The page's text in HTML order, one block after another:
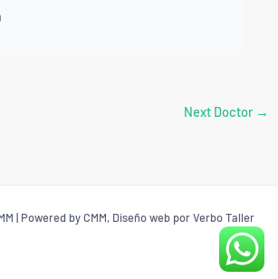
Next Doctor →
| Powered by CMM, Diseño web por Verbo Taller